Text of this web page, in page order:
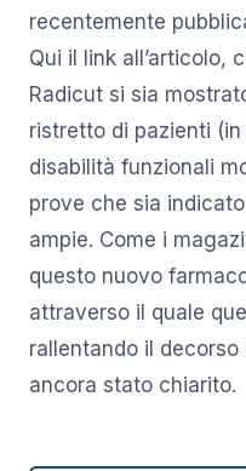
recentemente
Qui il link all’articolo,
Radicut si sia
ristretto di pazienti
disabilità funzionali
prove che sia
ampie. Come i
questo nuovo
attraverso il quale
rallentando il
ancora stato chiarito.